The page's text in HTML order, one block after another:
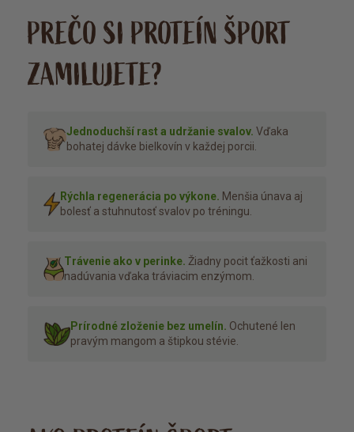
PREČO SI PROTEÍN ŠPORT
ZAMILUJETE?
Jednoduchší rast a udržanie svalov. Vďaka
bohatej dávke bielkovín v každej porcii.
Rýchla regenerácia po výkone. Menšia únava aj
bolesť a stuhnutosť svalov po tréningu.
Trávenie ako v perinke. Žiadny pocit ťažkosti ani
nadúvania vďaka tráviacim enzýmom.
Prírodné zloženie bez umelín. Ochutené len
pravým mangom a štipkou stévie.